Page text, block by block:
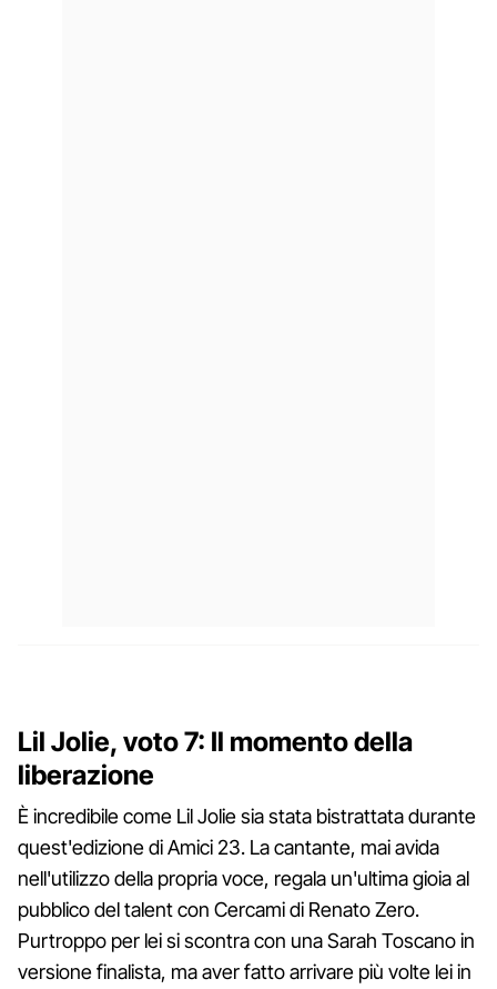
Lil Jolie, voto 7: Il momento della
liberazione
È incredibile come Lil Jolie sia stata bistrattata durante
quest'edizione di Amici 23. La cantante, mai avida
nell'utilizzo della propria voce, regala un'ultima gioia al
pubblico del talent con Cercami di Renato Zero.
Purtroppo per lei si scontra con una Sarah Toscano in
versione finalista, ma aver fatto arrivare più volte lei in